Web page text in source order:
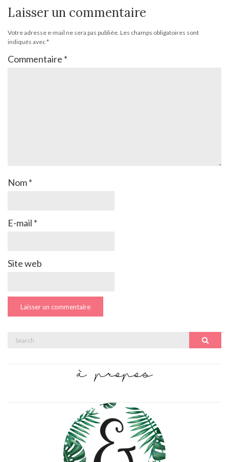
Laisser un commentaire
Votre adresse e-mail ne sera pas publiée. Les champs obligatoires sont
indiqués avec*
Commentaire *
Nom*
E-mail *
Site web